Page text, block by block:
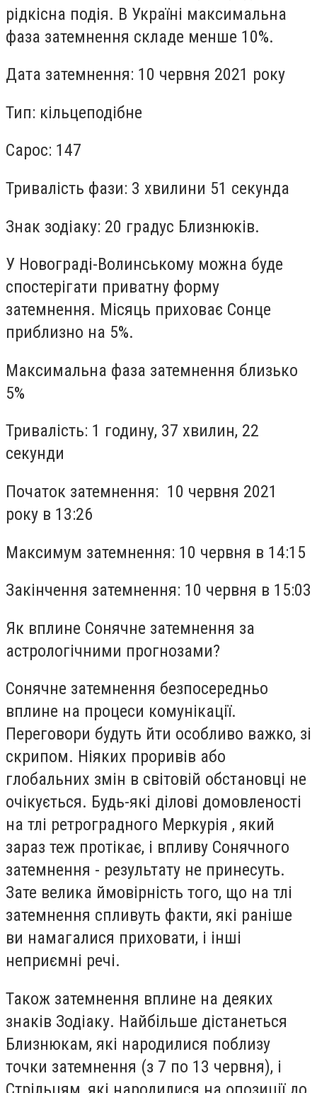
рідкісна подія. В Україні максимальна
фаза затемнення складе менше 10%.
Дата затемнення: 10 червня 2021 року
Тип: кільцеподібне
Сарос: 147
Тривалість фази: 3 хвилини 51 секунда
Знак зодіаку: 20 градус Близнюків.
У Новограді-Волинському можна буде
спостерігати приватну форму
затемнення. Місяць приховає Сонце
приблизно на 5%.
Максимальна фаза затемнення близько
5%
Тривалість: 1 годину, 37 хвилин, 22
секунди
Початок затемнення: 10 червня 2021
року в 13:26
Максимум затемнення: 10 червня в 14:15
Закінчення затемнення: 10 червня в 15:03
Як вплине Сонячне затемнення за
астрологічними прогнозами?
Сонячне затемнення безпосередньо
вплине на процеси комунікації.
Переговори будуть йти особливо важко, зі
скрипом. Ніяких проривів або
глобальних змін в світовій обстановці не
очікується. Будь-які ділові домовленості
на тлі ретроградного Меркурія , який
зараз теж протікає, і впливу Сонячного
затемнення - результату не принесуть.
Зате велика ймовірність того, що на тлі
затемнення спливуть факти, які раніше
ви намагалися приховати, і інші
неприємні речі.
Також затемнення вплине на деяких
знаків Зодіаку. Найбільше дістанеться
Близнюкам, які народилися поблизу
точки затемнення (з 7 по 13 червня), і